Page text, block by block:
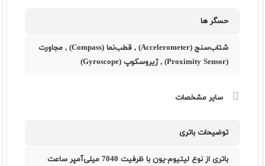
حسگر ها
شتاب‌سنج (Accelerometer) , قطب‌نما (Compass) , مجاورت
(Proximity Sensor) , ژیروسکوپ (Gyroscope)
سایر مشخصات
توضیحات باتری
باتری از نوع لیتیوم-یون با ظرفیت 7040 میلی‌آمپر ساعت